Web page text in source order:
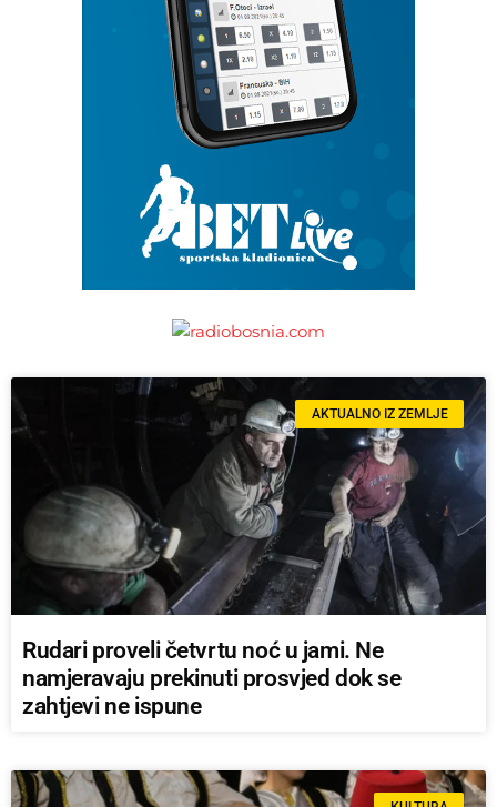
AKTUALNO IZ ZEMLJE
Rudari proveli četvrtu noć u jami. Ne
namjeravaju prekinuti prosvjed dok se
zahtjevi ne ispune